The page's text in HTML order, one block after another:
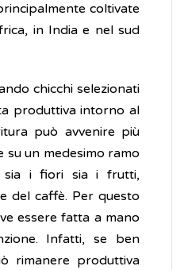
coltivate
in India e nel sud
chicchi selezionati
produttiva intorno al
può avvenire più
un medesimo ramo
sia i fiori sia i frutti,
del caffè. Per questo
essere fatta a mano
Infatti, se ben
rimanere produttiva